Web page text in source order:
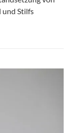
und Stilfs